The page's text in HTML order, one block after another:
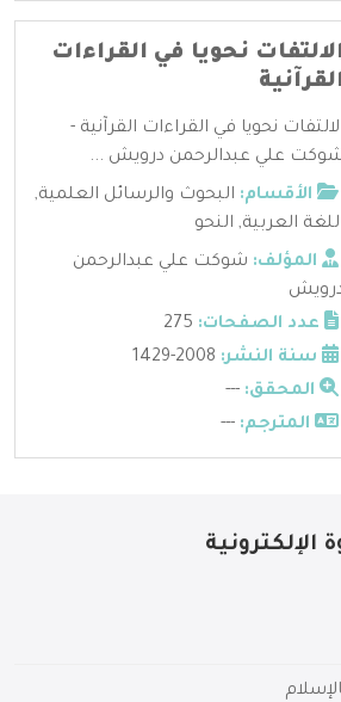
نحويا في القراءات
نحويا في القراءات القرآنية -
علي عبدالرحمن درويش ...
الأقسام: البحوث والرسائل العلمية,
العربية, النحو
المؤلف: شوكت علي عبدالرحمن
عدد الصفحات:
سنة النشر:
المحقق: ---
المترجم: ---
الإلكترونية